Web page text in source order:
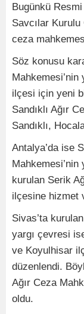
Bugünkü
Savcılar
ceza
Söz konusu
Mahkemesi’nin
ilçesi için yeni
Sandıklı Ağır
Sandıklı,
Antalya’da ise
Mahkemesi’nin
kurulan Serik
ilçesine hizmet
Sivas’ta
yargı çevresi
ve Koyulhisar
düzenlendi.
Ağır Ceza
oldu.